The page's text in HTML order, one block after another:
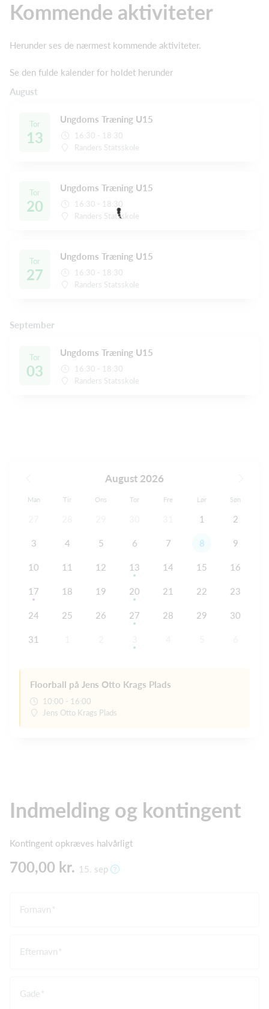
Kommende aktiviteter
Herunder ses de nærmest kommende aktiviteter.
Se den fulde kalender for holdet herunder
August
Tor
13
Ungdoms Træning U15
16:30 - 18:30
Randers Statsskole
Tor
20
Ungdoms Træning U15
16:30 - 18:30
Randers Statsskole
Tor
27
Ungdoms Træning U15
16:30 - 18:30
Randers Statsskole
September
Tor
03
Ungdoms Træning U15
16:30 - 18:30
Randers Statsskole
August 2026
Man Tir Ons Tor Fre Lør Søn
1 2
3 4 5 6 7 8 9
10 11 12 13 14 15 16
17 18 19 20 21 22 23
24 25 26 27 28 29 30
31
Floorball på Jens Otto Krags Plads
10:00 - 16:00
Jens Otto Krags Plads
Indmelding og kontingent
Kontingent opkræves halvårligt
700,00 kr. 15. sep
Fornavn
Efternavn
Gade